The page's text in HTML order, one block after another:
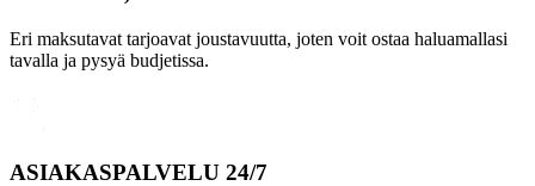
Eri maksutavat tarjoavat joustavuutta, joten voit ostaa haluamallasi
tavalla ja pysyä budjetissa.
ASIAKASPALVELU 24/7